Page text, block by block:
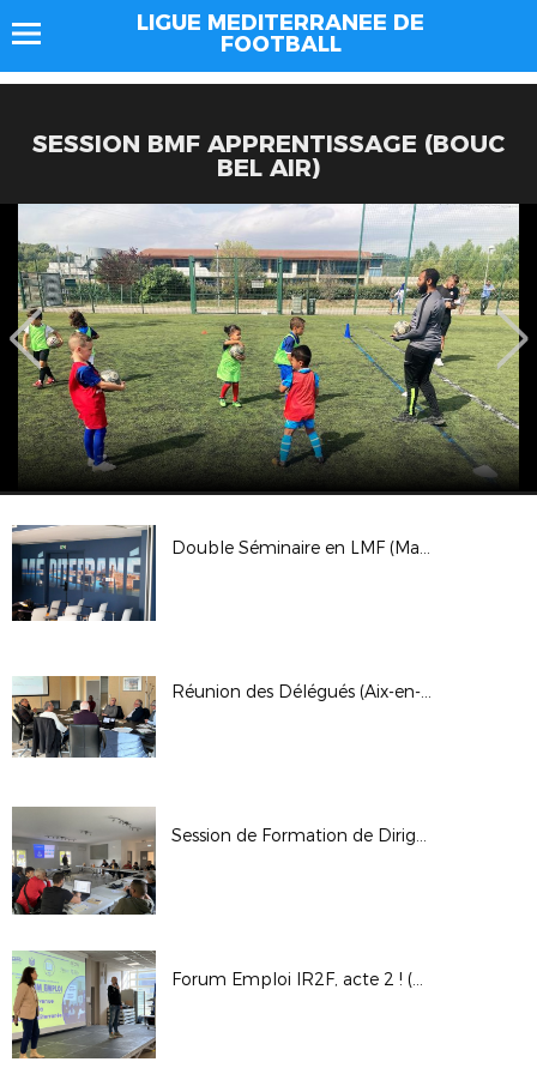
LIGUE MEDITERRANEE DE
FOOTBALL
SESSION BMF APPRENTISSAGE (BOUC
BEL AIR)
Double Séminaire en LMF (Marseille et Aix)
Réunion des Délégués (Aix-en-Provence)
Session de Formation de Dirigeants (Garéoult)
Forum Emploi IR2F, acte 2 ! (Aix-en-Provence)